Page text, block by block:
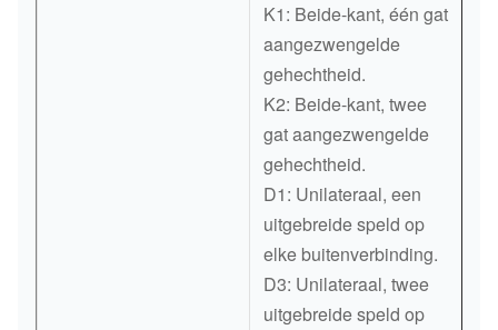
K1: Beide-kant, één gat
aangezwengelde
gehechtheid.
K2: Beide-kant, twee
gat aangezwengelde
gehechtheid.
D1: Unilateraal, een
uitgebreide speld op
elke buitenverbinding.
D3: Unilateraal, twee
uitgebreide speld op